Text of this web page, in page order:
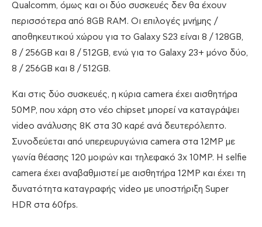
Qualcomm, όμως και οι δύο συσκευές δεν θα έχουν
περισσότερα από 8GB RAM. Οι επιλογές μνήμης /
αποθηκευτικού χώρου για το Galaxy S23 είναι 8 / 128GB,
8 / 256GB και 8 / 512GB, ενώ για το Galaxy 23+ μόνο δύο,
8 / 256GB και 8 / 512GB.
Και στις δύο συσκευές, η κύρια camera έχει αισθητήρα
50MP, που χάρη στο νέο chipset μπορεί να καταγράψει
video ανάλυσης 8K στα 30 καρέ ανά δευτερόλεπτο.
Συνοδεύεται από υπερευρυγώνια camera στα 12MP με
γωνία θέασης 120 μοιρών και τηλεφακό 3x 10MP. Η selfie
camera έχει αναβαθμιστεί με αισθητήρα 12MP και έχει τη
δυνατότητα καταγραφής video με υποστήριξη Super
HDR στα 60fps.